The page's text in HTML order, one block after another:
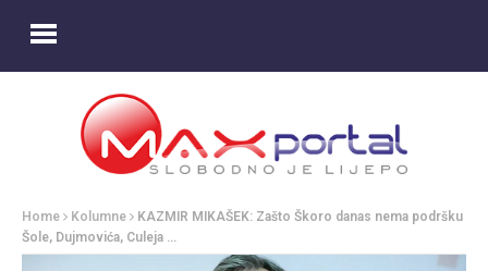
Home Kolumne
KAZMIR MIKAŠEK: Zašto Škoro danas nema podršku
Šole, Dujmovića, Culeja …